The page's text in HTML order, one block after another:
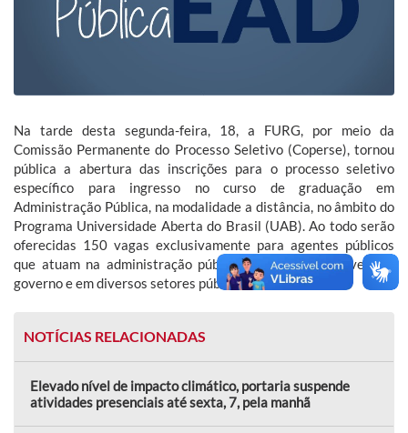
Na tarde desta segunda-feira, 18, a FURG, por meio da
Comissão Permanente do Processo Seletivo (Coperse), tornou
pública a abertura das inscrições para o processo seletivo
específico para ingresso no curso de graduação em
Administração Pública, na modalidade a distância, no âmbito do
Programa Universidade Aberta do Brasil (UAB). Ao todo serão
oferecidas 150 vagas exclusivamente para agentes públicos
que atuam na administração pública, em quaisquer níveis de
governo e em diversos setores públicos.
NOTÍCIAS RELACIONADAS
Elevado nível de impacto climático, portaria suspende
atividades presenciais até sexta, 7, pela manhã